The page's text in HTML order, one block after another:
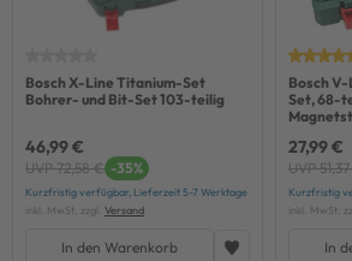
Bosch X-Line Titanium-Set
Bohrer- und Bit-Set 103-teilig
46,99 €
UVP 72,58 € -35%
Kurzfristig verfügbar, Lieferzeit 5-7 Werktage
inkl. MwSt. zzgl. Versand
In den Warenkorb
Bosch
Set, 68-
27,99 €
UVP
Kurzfristig
inkl. MwSt.
In